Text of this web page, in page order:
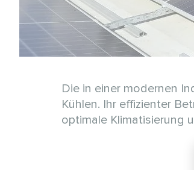
Die in einer modernen
Kühlen. Ihr effizienter
optimale Klimatisierung